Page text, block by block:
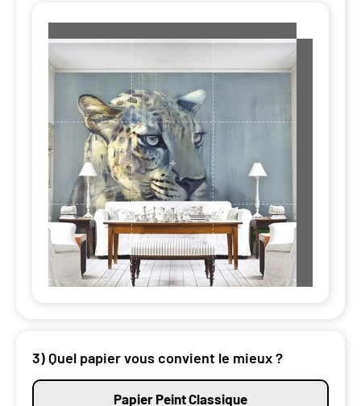
3) Quel papier vous convient le mieux ?
Papier Peint Classique